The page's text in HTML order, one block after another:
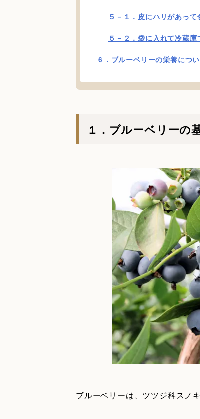
５－１．皮にハリがあっ
５－２．袋に入れて冷蔵庫
６．ブルーベリーの栄養につ
１．ブルーベリーの
ブルーベリーは、ツツジ科スノ